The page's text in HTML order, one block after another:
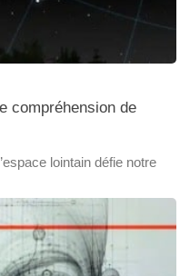
compréhension de
lointain défie notre